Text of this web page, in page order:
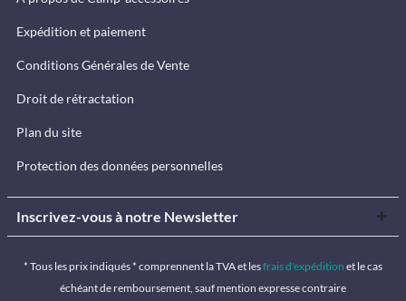
Expédition et paiement
Conditions Générales de Vente
Droit de rétractation
Plan du site
Protection des données personnelles
Inscrivez-vous à notre Newsletter
* Tous les prix indiqués * comprennent la TVA et lesfrais d'expédition et le cas
échéant de remboursement, sauf mention expresse contraire